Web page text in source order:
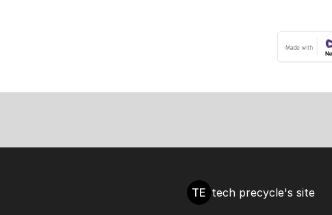
TE tech precycle's site